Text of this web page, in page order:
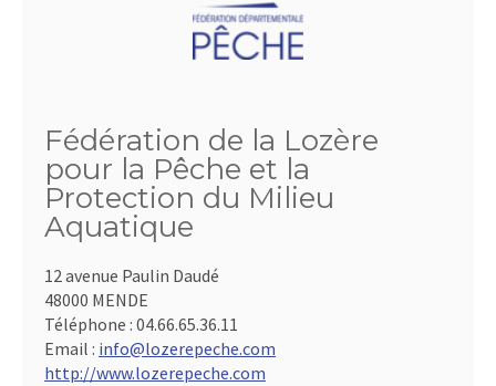
Fédération de la Lozère
pour la Pêche et la
Protection du Milieu
Aquatique
12 avenue Paulin Daudé
48000 MENDE
Téléphone : 04.66.65.36.11
Email : info@lozerepeche.com
http://www.lozerepeche.com